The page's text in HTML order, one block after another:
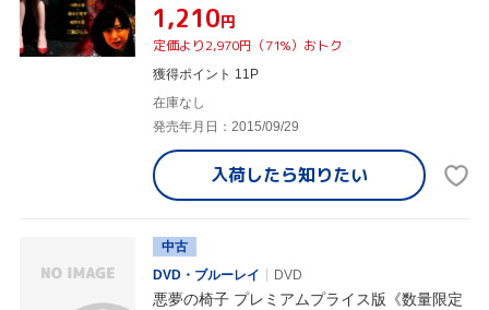
¥1,210円
定価より2,970円（71%）おトク
獲得ポイント 11P
在庫なし
発売年月日：2015/09/29
入荷したら知りたい
中古
DVD・ブルーレイ
DVD
悪夢の椅子 プレミアムプライス版《数量限定